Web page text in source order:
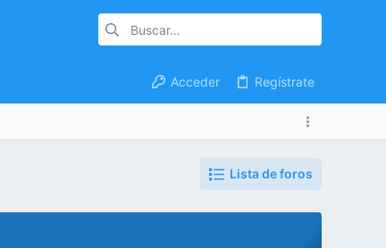
Acceder Regístrate
Lista de foros